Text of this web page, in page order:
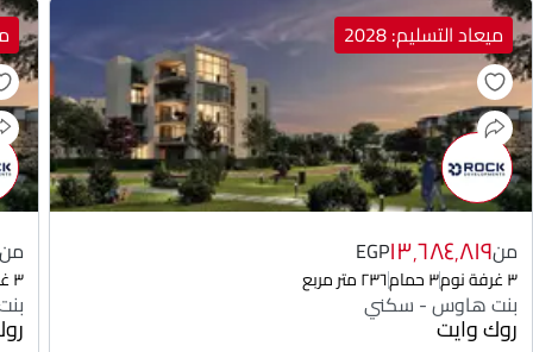
ميعاد التسليم: 2028
من١٣٬٦٨٤٬٨١٩EGP
٣ غرفة نوم ٣ حمام ٢٣٦ متر مربع
بنت هاوس - سكني
روك وايت
من
٣ غرفة نوم